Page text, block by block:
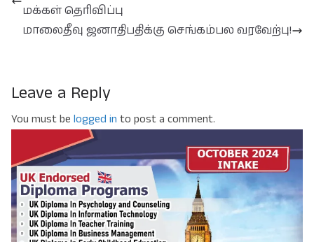
மக்கள் தெரிவிப்பு
மாலைதீவு ஜனாதிபதிக்கு செங்கம்பல வரவேற்பு!
Leave a Reply
You must be logged in to post a comment.